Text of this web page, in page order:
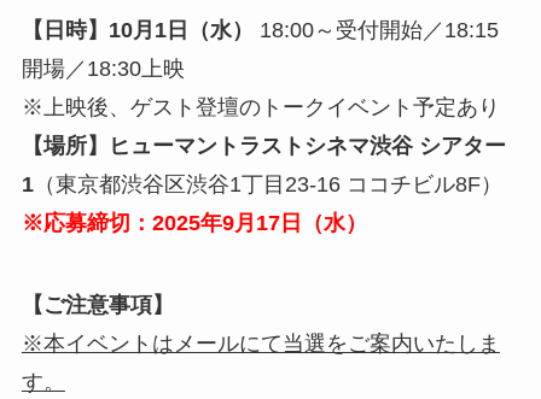
【日時】10月1日（水）
18:00～受付開始／18:15
開場／18:30上映
※上映後、ゲスト登壇のトークイベント予定あり
【場所】ヒューマントラストシネマ渋谷 シアター
1（東京都渋谷区渋谷1丁目23-16 ココチビル8F）
※応募締切：2025年9月17日（水）
【ご注意事項】
※本イベントはメールにて当選をご案内いたしま
す。